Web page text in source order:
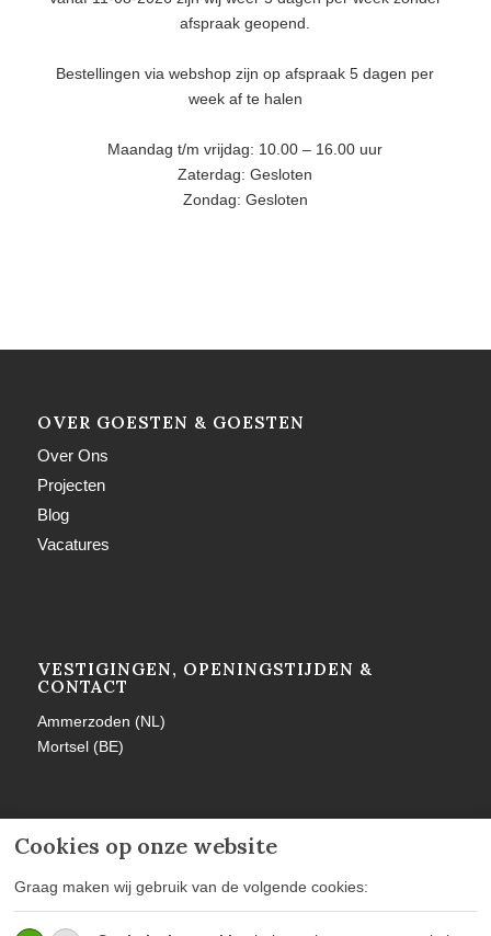
Cookies op onze website
Graag maken wij gebruik van de volgende cookies:
afspraak geopend.
Bestellingen via webshop zijn op afspraak 5 dagen per
week af te halen
Maandag t/m vrijdag: 10.00 – 16.00 uur
Zaterdag: Gesloten
Zondag: Gesloten
OVER GOESTEN & GOESTEN
Over Ons
Projecten
Blog
Vacatures
VESTIGINGEN, OPENINGSTIJDEN &
CONTACT
Ammerzoden (NL)
Mortsel (BE)
MEER INFORMATIE
Privacy policy